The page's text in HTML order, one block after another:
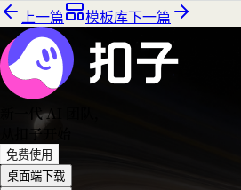
上一篇
模板库下一篇
新一代 AI 团队
从扣子开始
免费使用
桌面端下载